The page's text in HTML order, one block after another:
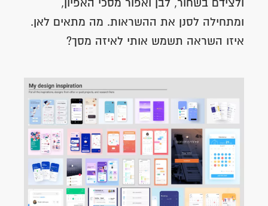
ולצידם בשחור, לבן ואפור מסכי האפיון,
ומתחילה לסנן את ההשראות. מה מתאים לאן.
איזו השראה תשמש אותי לאיזה מסך?